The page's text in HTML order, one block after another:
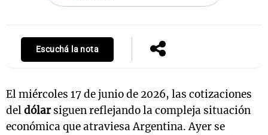
Escuchá la nota
El miércoles 17 de junio de 2026, las cotizaciones
deldólarsiguen reflejando la compleja situación
económica que atraviesa Argentina. Ayer se